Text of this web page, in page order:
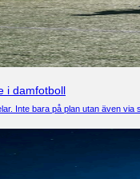
i damfotboll
Inte bara på plan utan även